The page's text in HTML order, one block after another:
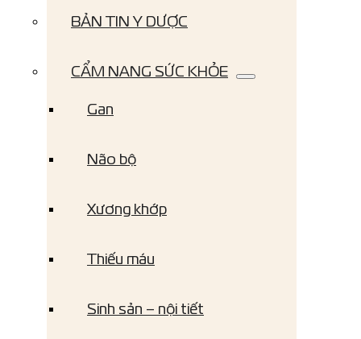
BẢN TIN Y DƯỢC
CẨM NANG SỨC KHỎE
Gan
Não bộ
Xương khớp
Thiếu máu
Sinh sản – nội tiết